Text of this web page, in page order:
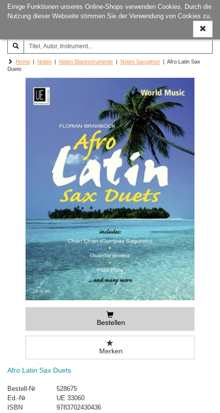
Einige Funktionen unseres Online-Shops verwenden Cookies. Durch die
Nutzung dieser Webseite stimmen Sie der Verwendung von Cookies zu.
ein-/
Joachim‐Trekel‐Musikverlag,
Hamburg
Home | Noten | Noten Blasinstrumente | Noten Saxophon | Afro Latin Sax
Duets
Bestellen
Merken
Afro Latin Sax Duets
Bestell-Nr
528675
Ed.-Nr
UE 33060
ISBN
9783702430436